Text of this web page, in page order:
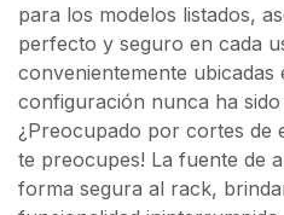
para los modelos listados,
perfecto y seguro en cada
convenientemente
configuración nunca ha
¿Preocupado por cortes de
te preocupes! La fuente de
forma segura al rack,